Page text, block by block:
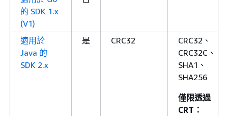
的 SDK 1.x
(V1)
適用於
Java 的
SDK 2.x
是 CRC32
CRC32、
CRC32C、
SHA1、
SHA256
僅限透過
CRT：